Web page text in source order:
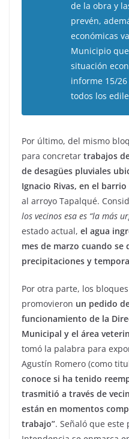
de la obra y
prevén,
económicas
Municipio
situación
informe 15/
todos los
Por último, del mismo
para concretar trabajos
de desagües pluviales
Ignacio Rivas, en el barrio
al arroyo Tapalqué.
los vecinos esa es “la más
estado actual, el agua
mes de marzo cuando se
precipitaciones y
Por otra parte, los
promovieron un pedido
funcionamiento de la
Municipal y el área
tomó la palabra para
Agustín Romero (como
conoce si ha tenido
trasmitió a través de
están en momentos
trabajo”. Señaló que